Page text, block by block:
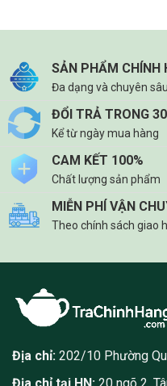
SẢN PHẨM CHÍNH
Đa dạng và chuyên sâu
ĐỔI TRẢ TRONG
Kể từ ngày mua hàng
CAM KẾT 100%
Chất lượng sản phẩm
MIỄN PHÍ VẬN
Theo chính sách giao
Địa chỉ: 202/10 Phường